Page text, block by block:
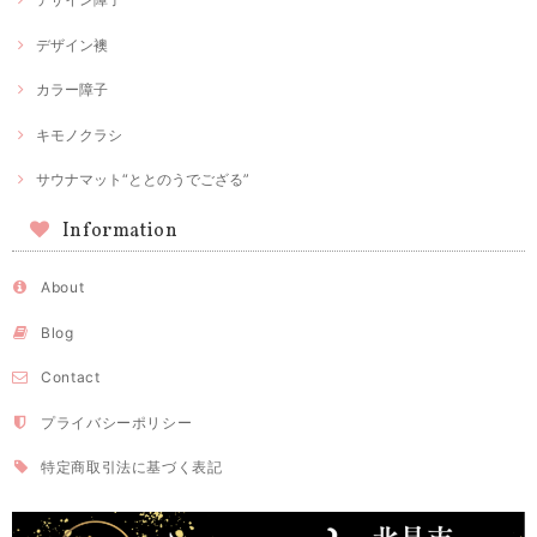
デザイン襖
カラー障子
キモノクラシ
サウナマット“ととのうでござる”
Information
About
Blog
Contact
プライバシーポリシー
特定商取引法に基づく表記